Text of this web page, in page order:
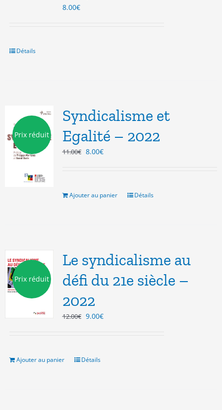
8.00€
Détails
Prix réduit
Syndicalisme et
Egalité – 2022
11.00€ Le
11.00€.
8.00€Le
8.00€.
Ajouter au panier Détails
Prix réduit
Le syndicalisme au
défi du 21e siècle –
2022
12.00€ Le
12.00€.
9.00€Le
Ajouter au panier Détails